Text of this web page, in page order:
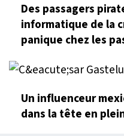
Des passagers
informatique de la
panique chez les
Un influenceur
dans la tête en